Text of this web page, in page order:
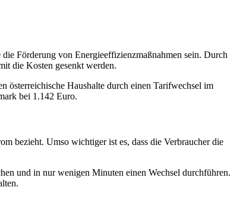
Förderung von Energieeffizienzmaßnahmen sein. Durch
die Kosten gesenkt werden.
österreichische Haushalte durch einen Tarifwechsel im
bei 1.142 Euro.
bezieht. Umso wichtiger ist es, dass die Verbraucher die
und in nur wenigen Minuten einen Wechsel durchführen.